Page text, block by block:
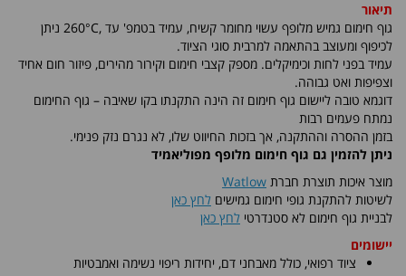
תיאור
גוף חימום גמיש מלופף עשוי מחומר קשיח, עמיד בטמפ' עד ,260°C ניתן
לכיפוף ומעוצב בהתאמה למרבית סוגי הציוד.
עמיד בפני לחות וכימיקלים. מספק קצבי חימום וקירור מהירים, פיזור חום אחיד
וצפיפות ואט גבוהה.
דוגמא טובה ליישום גוף חימום זה הינה התקנתו בקו שאיבה – גוף החימום
נמתח פעמים רבות
בזמן ההסרה וההתקנה, אך בזכות החיווט שלו, לא נגרם נזק פנימי.
ניתן להזמין גם גוף חימום מלופף מפוליאמיד
מוצר איכות תוצרת חברת Watlow
לשיטות להתקנת גופי חימום גמישים לחץ כאן
לבניית גוף חימום לא סטנדרטי לחץ כאן
יישומים
ציוד רפואי, כולל מאבחני דם, יחידות ריפוי נשימה ואמבטיות